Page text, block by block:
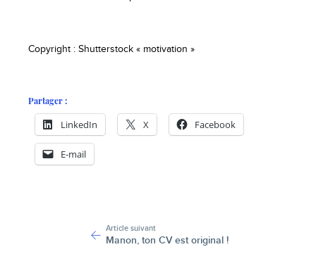
Copyright : Shutterstock « motivation »
Partager :
LinkedIn X Facebook
E-mail
Article suivant
Manon, ton CV est original !